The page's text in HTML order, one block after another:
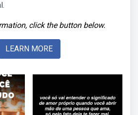
click the button below.
LEARN MORE